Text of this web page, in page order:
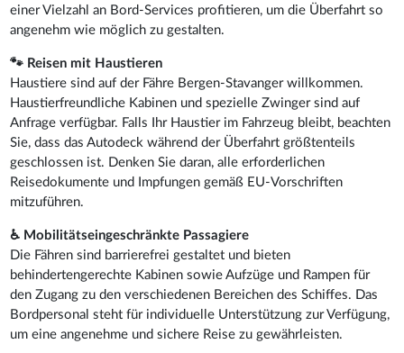
einer Vielzahl an Bord-Services profitieren, um die Überfahrt so
angenehm wie möglich zu gestalten.
🐾 Reisen mit Haustieren
Haustiere sind auf der Fähre Bergen-Stavanger willkommen.
Haustierfreundliche Kabinen und spezielle Zwinger sind auf
Anfrage verfügbar. Falls Ihr Haustier im Fahrzeug bleibt, beachten
Sie, dass das Autodeck während der Überfahrt größtenteils
geschlossen ist. Denken Sie daran, alle erforderlichen
Reisedokumente und Impfungen gemäß EU-Vorschriften
mitzuführen.
♿ Mobilitätseingeschränkte Passagiere
Die Fähren sind barrierefrei gestaltet und bieten
behindertengerechte Kabinen sowie Aufzüge und Rampen für
den Zugang zu den verschiedenen Bereichen des Schiffes. Das
Bordpersonal steht für individuelle Unterstützung zur Verfügung,
um eine angenehme und sichere Reise zu gewährleisten.